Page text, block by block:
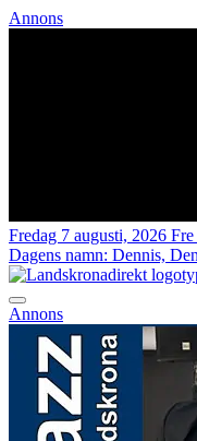
Annons
Fredag 7 augusti, 2026 Fre
Dagens namn: Dennis,
Annons